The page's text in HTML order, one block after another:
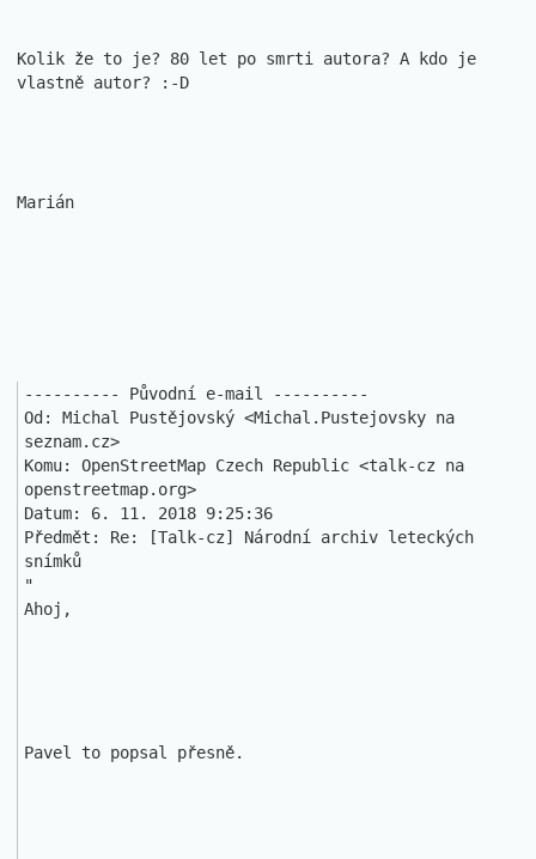
Kolik že to je? 80 let po smrti autora? A kdo je
vlastně autor? :-D
Marián
---------- Původní e-mail ----------
Od: Michal Pustějovský <Michal.Pustejovsky na
seznam.cz>
Komu: OpenStreetMap Czech Republic <talk-cz na
openstreetmap.org>
Datum: 6. 11. 2018 9:25:36
Předmět: Re: [Talk-cz] Národní archiv leteckých
snímků
"
Ahoj,
Pavel to popsal přesně.